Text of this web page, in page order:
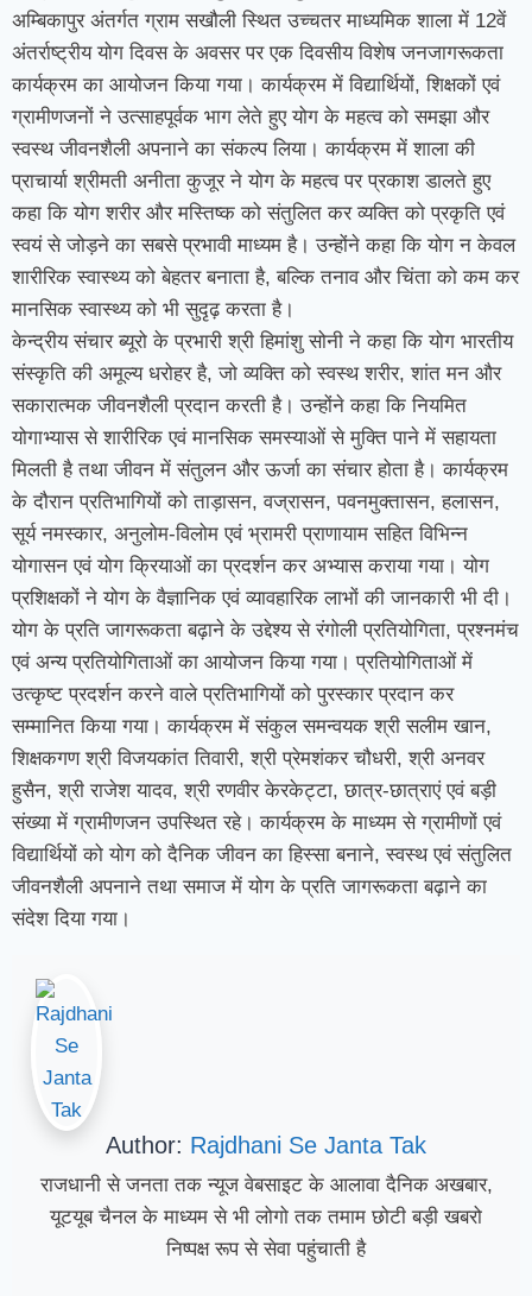
अम्बिकापुर अंतर्गत ग्राम सखौली स्थित उच्चतर माध्यमिक शाला में 12वें
अंतर्राष्ट्रीय योग दिवस के अवसर पर एक दिवसीय विशेष जनजागरूकता
कार्यक्रम का आयोजन किया गया। कार्यक्रम में विद्यार्थियों, शिक्षकों एवं
ग्रामीणजनों ने उत्साहपूर्वक भाग लेते हुए योग के महत्व को समझा और
स्वस्थ जीवनशैली अपनाने का संकल्प लिया। कार्यक्रम में शाला की
प्राचार्या श्रीमती अनीता कुजूर ने योग के महत्व पर प्रकाश डालते हुए
कहा कि योग शरीर और मस्तिष्क को संतुलित कर व्यक्ति को प्रकृति एवं
स्वयं से जोड़ने का सबसे प्रभावी माध्यम है। उन्होंने कहा कि योग न केवल
शारीरिक स्वास्थ्य को बेहतर बनाता है, बल्कि तनाव और चिंता को कम कर
मानसिक स्वास्थ्य को भी सुदृढ़ करता है।
केन्द्रीय संचार ब्यूरो के प्रभारी श्री हिमांशु सोनी ने कहा कि योग भारतीय
संस्कृति की अमूल्य धरोहर है, जो व्यक्ति को स्वस्थ शरीर, शांत मन और
सकारात्मक जीवनशैली प्रदान करती है। उन्होंने कहा कि नियमित
योगाभ्यास से शारीरिक एवं मानसिक समस्याओं से मुक्ति पाने में सहायता
मिलती है तथा जीवन में संतुलन और ऊर्जा का संचार होता है। कार्यक्रम
के दौरान प्रतिभागियों को ताड़ासन, वज्रासन, पवनमुक्तासन, हलासन,
सूर्य नमस्कार, अनुलोम-विलोम एवं भ्रामरी प्राणायाम सहित विभिन्न
योगासन एवं योग क्रियाओं का प्रदर्शन कर अभ्यास कराया गया। योग
प्रशिक्षकों ने योग के वैज्ञानिक एवं व्यावहारिक लाभों की जानकारी भी दी।
योग के प्रति जागरूकता बढ़ाने के उद्देश्य से रंगोली प्रतियोगिता, प्रश्नमंच
एवं अन्य प्रतियोगिताओं का आयोजन किया गया। प्रतियोगिताओं में
उत्कृष्ट प्रदर्शन करने वाले प्रतिभागियों को पुरस्कार प्रदान कर
सम्मानित किया गया। कार्यक्रम में संकुल समन्वयक श्री सलीम खान,
शिक्षकगण श्री विजयकांत तिवारी, श्री प्रेमशंकर चौधरी, श्री अनवर
हुसैन, श्री राजेश यादव, श्री रणवीर केरकेट्टा, छात्र-छात्राएं एवं बड़ी
संख्या में ग्रामीणजन उपस्थित रहे। कार्यक्रम के माध्यम से ग्रामीणों एवं
विद्यार्थियों को योग को दैनिक जीवन का हिस्सा बनाने, स्वस्थ एवं संतुलित
जीवनशैली अपनाने तथा समाज में योग के प्रति जागरूकता बढ़ाने का
संदेश दिया गया।
Author: Rajdhani Se Janta Tak
राजधानी से जनता तक न्यूज वेबसाइट के आलावा दैनिक अखबार,
यूटयूब चैनल के माध्यम से भी लोगो तक तमाम छोटी बड़ी खबरो
निष्पक्ष रूप से सेवा पहुंचाती है